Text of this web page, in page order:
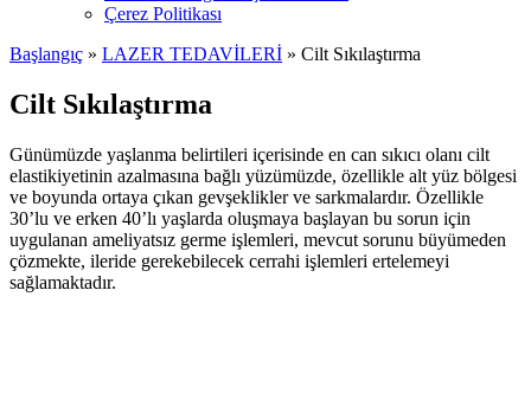
Çerez Politikası
Başlangıç » LAZER TEDAVİLERİ » Cilt Sıkılaştırma
Cilt Sıkılaştırma
Günümüzde yaşlanma belirtileri içerisinde en can sıkıcı olanı cilt
elastikiyetinin azalmasına bağlı yüzümüzde, özellikle alt yüz bölgesi
ve boyunda ortaya çıkan gevşeklikler ve sarkmalardır. Özellikle
30’lu ve erken 40’lı yaşlarda oluşmaya başlayan bu sorun için
uygulanan ameliyatsız germe işlemleri, mevcut sorunu büyümeden
çözmekte, ileride gerekebilecek cerrahi işlemleri ertelemeyi
sağlamaktadır.